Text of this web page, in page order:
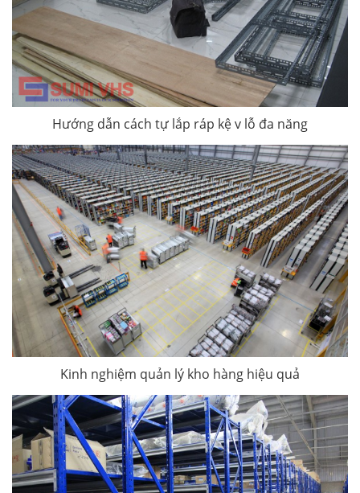
Hướng dẫn cách tự lắp ráp kệ v lỗ đa năng
Kinh nghiệm quản lý kho hàng hiệu quả